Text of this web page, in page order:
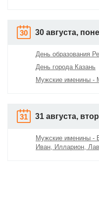
30 30 августа,
День образования
День города Казань
Мужские именины -
31 31 августа,
Мужские именины -
Иван, Илларион,